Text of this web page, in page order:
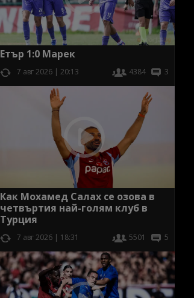
Етър 1:0 Марек
7 авг 2026 | 20:13 4384 3
Как Мохамед Салах се озова в
четвъртия най-голям клуб в
Турция
7 авг 2026 | 18:31 5501 5